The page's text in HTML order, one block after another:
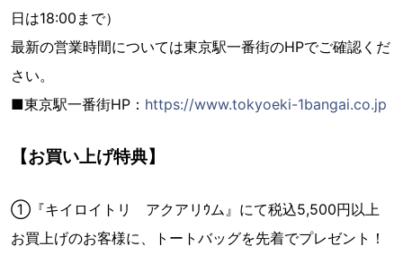
日は18:00まで）
最新の営業時間については東京駅一番街のHPでご確認くだ
さい。
■東京駅一番街HP： https://www.tokyoeki-1bangai.co.jp
【お買い上げ特典】
①『キイロイトリ アクアリｳム』にて税込5,500円以上
お買上げのお客様に、トートバッグを先着でプレゼント！